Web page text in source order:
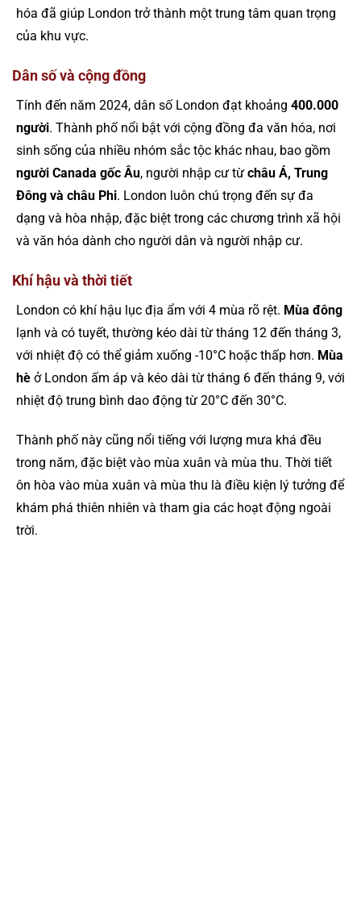
hóa đã giúp London trở thành một trung tâm quan trọng
của khu vực.
Dân số và cộng đồng
Tính đến năm 2024, dân số London đạt khoảng 400.000
người. Thành phố nổi bật với cộng đồng đa văn hóa, nơi
sinh sống của nhiều nhóm sắc tộc khác nhau, bao gồm
người Canada gốc Âu, người nhập cư từ châu Á, Trung
Đông và châu Phi. London luôn chú trọng đến sự đa
dạng và hòa nhập, đặc biệt trong các chương trình xã hội
và văn hóa dành cho người dân và người nhập cư.
Khí hậu và thời tiết
London có khí hậu lục địa ẩm với 4 mùa rõ rệt. Mùa đông
lạnh và có tuyết, thường kéo dài từ tháng 12 đến tháng 3,
với nhiệt độ có thể giảm xuống -10°C hoặc thấp hơn. Mùa
hè ở London ấm áp và kéo dài từ tháng 6 đến tháng 9, với
nhiệt độ trung bình dao động từ 20°C đến 30°C.
Thành phố này cũng nổi tiếng với lượng mưa khá đều
trong năm, đặc biệt vào mùa xuân và mùa thu. Thời tiết
ôn hòa vào mùa xuân và mùa thu là điều kiện lý tưởng để
khám phá thiên nhiên và tham gia các hoạt động ngoài
trời.